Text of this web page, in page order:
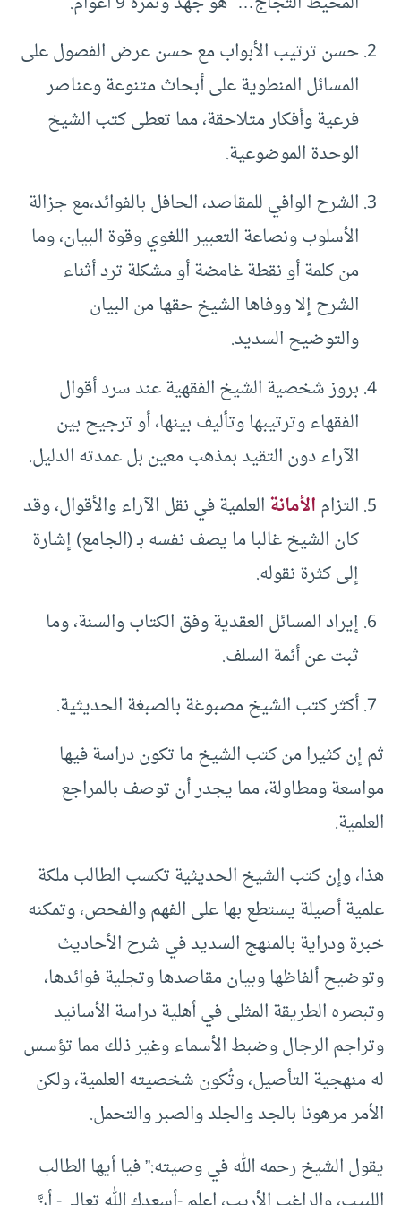
حسن ترتيب الأبواب مع حسن عرض الفصول على
المسائل المنطوية على أبحاث متنوعة وعناصر
فرعية وأفكار متلاحقة، مما تعطى كتب الشيخ
الوحدة الموضوعية.
الشرح الوافي للمقاصد، الحافل بالفوائد،مع جزالة
الأسلوب ونصاعة التعبير اللغوي وقوة البيان، وما
من كلمة أو نقطة غامضة أو مشكلة ترد أثناء
الشرح إلا ووفاها الشيخ حقها من البيان
والتوضيح السديد.
بروز شخصية الشيخ الفقهية عند سرد أقوال
الفقهاء وترتيبها وتأليف بينها، أو ترجيح بين
الآراء دون التقيد بمذهب معين بل عمدته الدليل.
التزامالأمانةالعلمية في نقل الآراء والأقوال، وقد
كان الشيخ غالبا ما يصف نفسه بـ (الجامع) إشارة
إلى كثرة نقوله.
إيراد المسائل العقدية وفق الكتاب والسنة، وما
ثبت عن أئمة السلف.
أكثر كتب الشيخ مصبوغة بالصبغة الحديثية.
ثم إن كثيرا من كتب الشيخ ما تكون دراسة فيها
مواسعة ومطاولة، مما يجدر أن توصف بالمراجع
العلمية.
هذا، وإن كتب الشيخ الحديثية تكسب الطالب ملكة
علمية أصيلة يستطع بها على الفهم والفحص، وتمكنه
خبرة ودراية بالمنهج السديد في شرح الأحاديث
وتوضيح ألفاظها وبيان مقاصدها وتجلية فوائدها،
وتبصره الطريقة المثلى في أهلية دراسة الأسانيد
وتراجم الرجال وضبط الأسماء وغير ذلك مما تؤسس
له منهجية التأصيل، وتُكون شخصيته العلمية، ولكن
الأمر مرهونا بالجد والجلد والصبر والتحمل.
يقول الشيخ رحمه الله في وصيته:” فيا أيها الطالب